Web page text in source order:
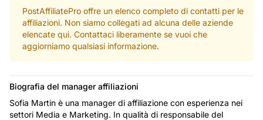
PostAffiliatePro offre un elenco completo di contatti per le
affiliazioni. Non siamo collegati ad alcuna delle aziende
elencate qui. Contattaci liberamente se vuoi che
aggiorniamo qualsiasi informazione.
Biografia del manager affiliazioni
Sofia Martin è una manager di affiliazione con esperienza nei
settori Media e Marketing. In qualità di responsabile del